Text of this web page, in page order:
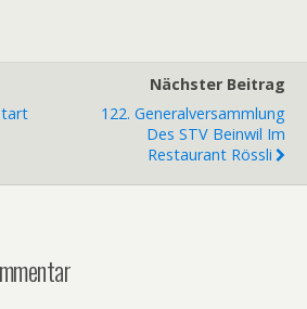
Nächster Beitrag
122. Generalversammlung
Des STV Beinwil Im
Restaurant Rössli